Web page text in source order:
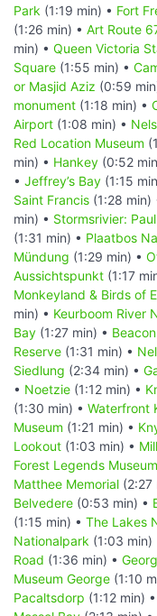
Park (1:19 min) • Fort
(1:26 min) • Art Route
min) • Queen Victoria
Square (1:55 min) •
or Masjid Aziz (0:59
monument (1:18 min) •
Airport (1:08 min) •
Red Location Museum
min) • Hankey (0:52
• Jeffrey’s Bay (1:15
Saint Francis (1:28 min)
min) • Stormsrivier:
(1:31 min) • Plaatbos
Mündung (1:29 min) •
Aussichtspunkt (1:17
Monkeyland & Birds of
min) • Keurboom River
Bay (1:27 min) •
Reserve (1:31 min) •
Siedlung (2:34 min) •
• Noetzie (1:12 min) •
(1:30 min) • Waterfront
Museum (1:21 min) •
Lookout (1:03 min) •
Forest Legends Museum
Matthee Memorial (2:27
Belvedere (0:53 min) •
(1:15 min) • The Lakes
Nationalpark (1:03 min)
Road (1:36 min) •
Museum George (1:10
Pacaltsdorp (1:12 min) •